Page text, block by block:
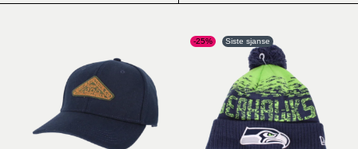
-25% Siste sjanse